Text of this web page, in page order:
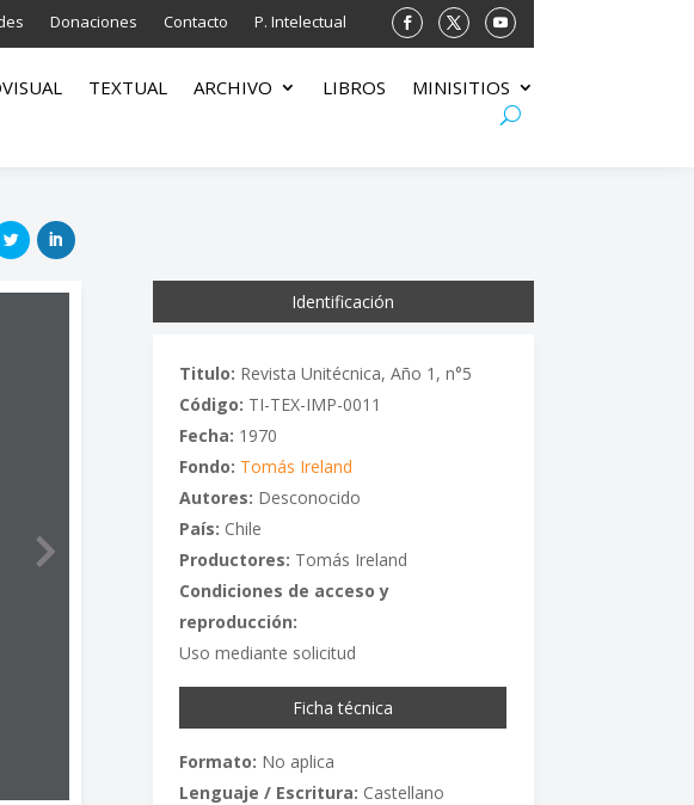
Donaciones Contacto P. Intelectual
TEXTUAL ARCHIVO LIBROS MINISITIOS
Identificación
Titulo: Revista Unitécnica, Año 1, n°5
Código: TI-TEX-IMP-0011
Fecha: 1970
Fondo: Tomás Ireland
Autores: Desconocido
País: Chile
Productores: Tomás Ireland
Condiciones de acceso y
reproducción:
Uso mediante solicitud
Ficha técnica
Formato: No aplica
Lenguaje / Escritura: Castellano